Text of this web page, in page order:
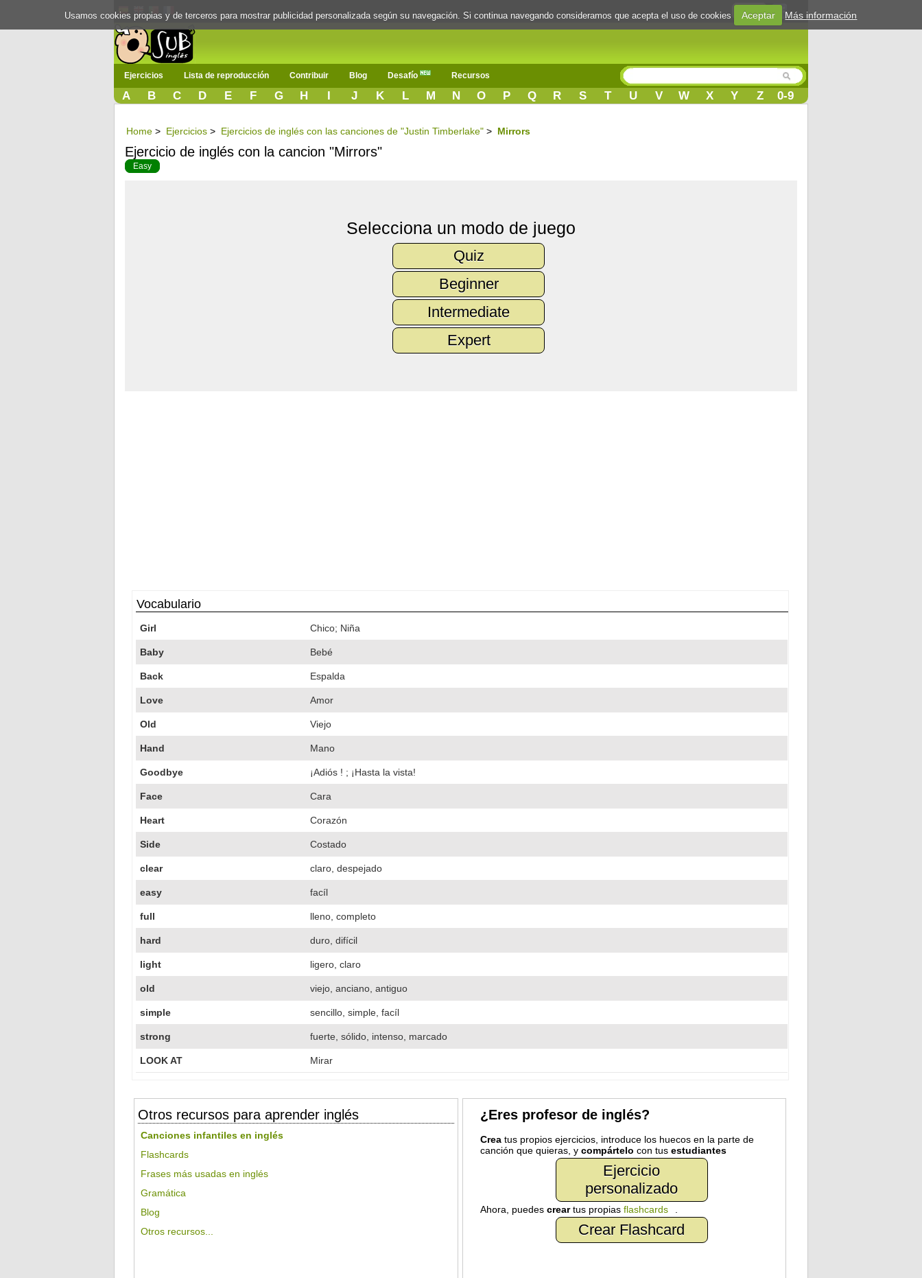
Login
Ejercicios Lista de reproducción Contribuir Blog Desafío Recursos
A B C D E F G H I J K L M N O P Q R S T U V W X Y Z 0-9
Home > Ejercicios > Ejercicios de inglés con las canciones de "Justin Timberlake" > Mirrors
Ejercicio de inglés con la cancion "Mirrors"
Easy
Selecciona un modo de juego
Quiz
Beginner
Intermediate
Expert
Vocabulario
Girl Chico; Niña
Baby Bebé
Back Espalda
Love Amor
Old Viejo
Hand Mano
Goodbye ¡Adiós ! ; ¡Hasta la vista!
Face Cara
Heart Corazón
Side Costado
clear claro, despejado
easy facíl
full lleno, completo
hard duro, difícil
light ligero, claro
old viejo, anciano, antiguo
simple sencillo, simple, facíl
strong fuerte, sólido, intenso, marcado
LOOK AT Mirar
Otros recursos para aprender inglés
Canciones infantiles en inglés
Flashcards
Frases más usadas en inglés
Gramática
Blog
Otros recursos...
¿Eres profesor de inglés?
Creatus propios ejercicios, introduce los huecos en la parte de
canción que quieras, y compártelo con tus estudiantes
Ejercicio
personalizado
Ahora, puedes creartus propias flashcards
Crear Flashcard
Usamos cookies propias y de terceros para mostrar publicidad personalizada según su navegación. Si continua navegando consideramos que acepta el uso de cookies Aceptar Más información